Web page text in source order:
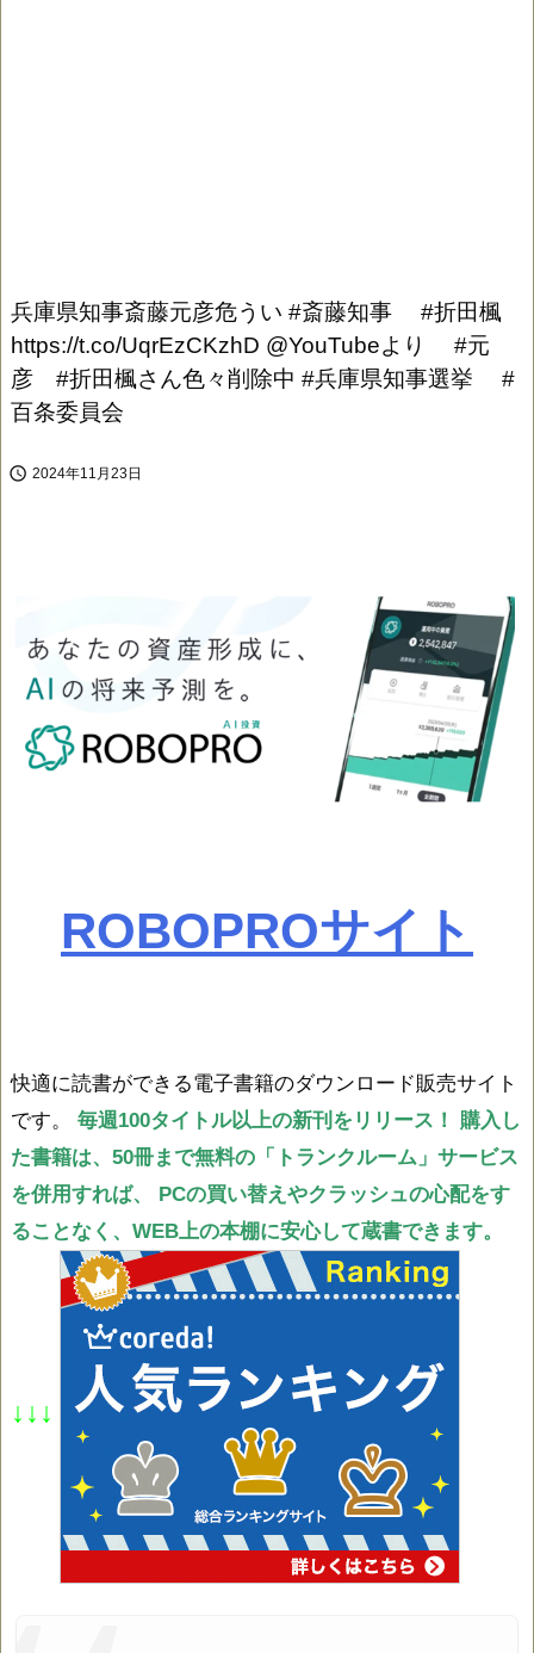
兵庫県知事斎藤元彦危うい #斎藤知事 #折田楓
https://t.co/UqrEzCKzhD @YouTubeより #元
彦 #折田楓さん色々削除中 #兵庫県知事選挙 #
百条委員会
 2024年11月23日
ROBOPROサイト
快適に読書ができる電子書籍のダウンロード販売サイト
です。 毎週100タイトル以上の新刊をリリース！
購入し
た書籍は、50冊まで無料の「トランクルーム」サービス
を併用すれば、
PCの買い替えやクラッシュの心配をす
ることなく、WEB上の本棚に安心して蔵書できます。
↓↓↓